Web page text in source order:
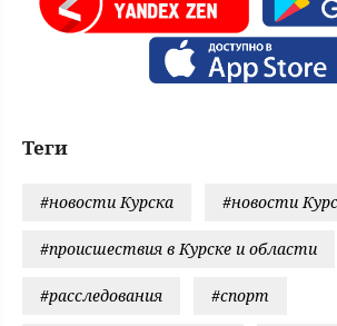
Теги
#новости Курска #новости
#происшествия в Курске и области
#расследования #спорт